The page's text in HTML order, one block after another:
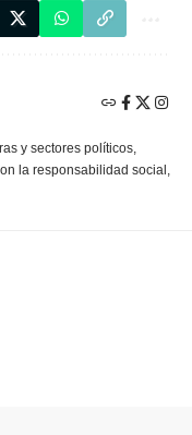
y sectores políticos,
la responsabilidad social,